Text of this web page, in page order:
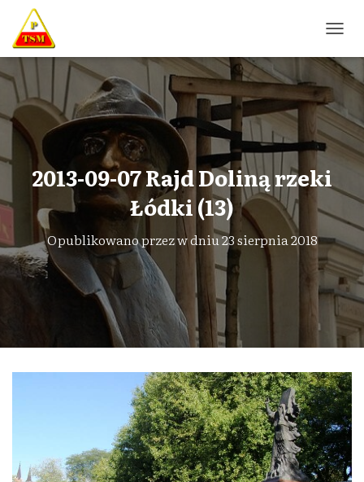
R
Z
Ł
Ą
C
W
G
A
C
J
Ę
2013-09-07 Rajd Doliną rzeki
Łódki (13)
Opublikowano przezw dniu23 sierpnia 2018